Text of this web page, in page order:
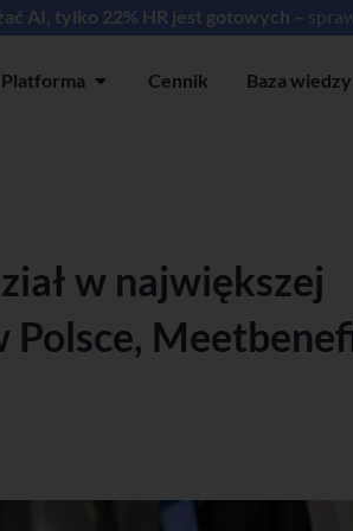
AI, tylko 22% HR jest gotowych –
Platforma Open Platforma
Cennik Baza wiedzy
w największej